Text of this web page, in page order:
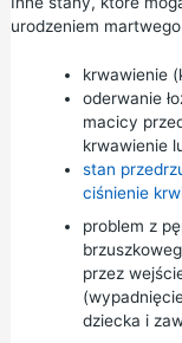
urodzeniem
krwawienie
oderwanie
macicy
krwawienie
stan
ciśnienie
problem z
przez
dziecka i